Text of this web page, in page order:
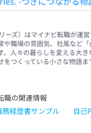
ーズ）はマイナビ転職が運
や職場の雰囲気、社風など
。人々の暮らしを変える大
をつくっている小さな物語
職の関連情報
務経歴書サンプル 自己